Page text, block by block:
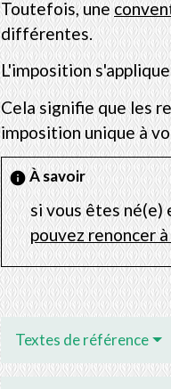
Toutefois, une
différentes.
L'imposition
Cela signifie que les
imposition unique à
infoÀ savoir
si vous êtes
pouvez renoncer
Textes de référence